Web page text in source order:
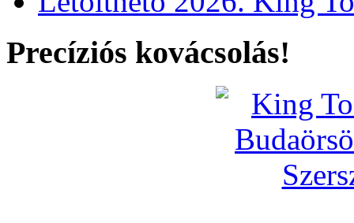
Precíziós kovácsolás!